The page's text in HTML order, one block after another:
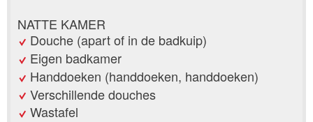
NATTE KAMER
Douche (apart of in de badkuip)
Eigen badkamer
Handdoeken (handdoeken, handdoeken)
Verschillende douches
Wastafel